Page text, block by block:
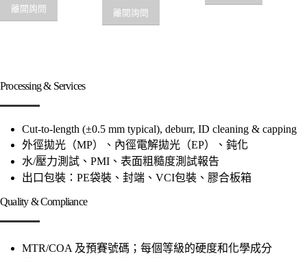
離開詢問 離開詢問
Processing & Services
Cut-to-length (±0.5 mm typical), deburr, ID cleaning & capping
外徑拋光（MP）、內徑電解拋光（EP）、鈍化
水/壓力測試、PMI、表面粗糙度測試報告
出口包裝：PE袋裝、封端、VCI包裝、膠合板箱
Quality & Compliance
MTR/COA 及預賽號碼；每個等級的硬度和化學成分